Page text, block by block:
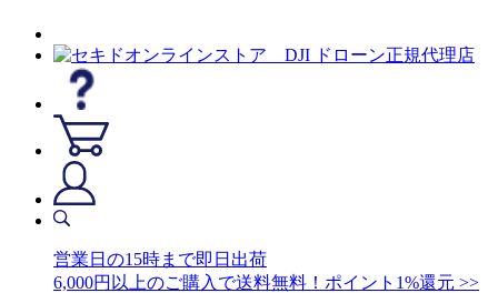
営業日の15時まで即日出荷
6,000円以上のご購入で送料無料！ポイント1%還元 >>